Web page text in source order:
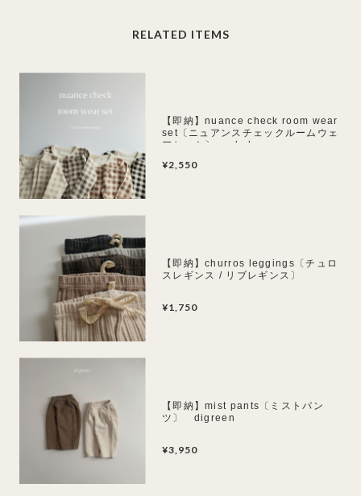
RELATED ITEMS
【即納】nuance check room wear
set〔ニュアンスチェックルームウェ
アセット〕peekaboo
¥2,550
【即納】churros leggings〔チュロ
スレギンス / リブレギンス〕
¥1,750
【即納】mist pants〔ミストパン
ツ〕 digreen
¥3,950